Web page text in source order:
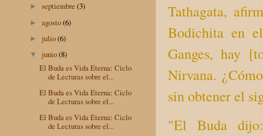
Tathagata,
Bodichita en
Ganges, hay
Nirvana.
sin obtener el
"El Buda
►septiembre(3)
►agosto(6)
► julio(6)
▼ junio(8)
El Buda es Vida Eterna: Ciclo
de Lecturas sobre el...
El Buda es Vida Eterna: Ciclo
de Lecturas sobre el...
El Buda es Vida Eterna: Ciclo
de Lecturas sobre el...